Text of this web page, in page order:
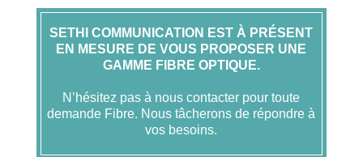
SETHI COMMUNICATION EST À PRÉSENT
EN MESURE DE VOUS PROPOSER UNE
GAMME FIBRE OPTIQUE.
N’hésitez pas à nous contacter pour toute
demande Fibre. Nous tâcherons de répondre à
vos besoins.
Pince d'ancrage et de suspension